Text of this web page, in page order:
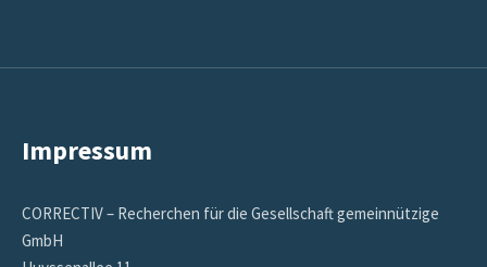
Impressum
CORRECTIV – Recherchen für die Gesellschaft gemeinnützige
GmbH